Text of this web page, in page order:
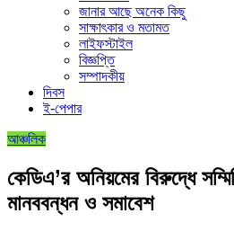
জানার আছে অনেক কিছু
সাক্ষাৎকার ও মতামত
লাইফস্টাইল
বিজ্ঞপ্তি
সম্পাদকীয়
দিবস
ই-পেপার
আঞ্চলিক
কেডিএ’র অনিয়মের বিরুদ্ধে
মানববন্ধন ও সমাবেশ